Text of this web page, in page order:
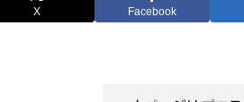
X Facebook